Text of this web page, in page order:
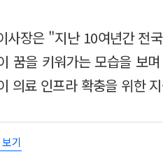
사장은 "지난 10여년간 전
꿈을 키워가는 모습을 보
의료 인프라 확충을 위한
기